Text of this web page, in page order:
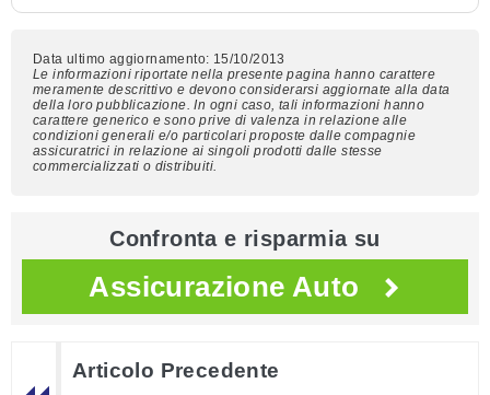
Data ultimo aggiornamento: 15/10/2013
Le informazioni riportate nella presente pagina hanno carattere
meramente descrittivo e devono considerarsi aggiornate alla data
della loro pubblicazione. In ogni caso, tali informazioni hanno
carattere generico e sono prive di valenza in relazione alle
condizioni generali e/o particolari proposte dalle compagnie
assicuratrici in relazione ai singoli prodotti dalle stesse
commercializzati o distribuiti.
Confronta e risparmia su
Assicurazione Auto
Articolo Precedente